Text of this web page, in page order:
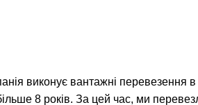
виконує вантажні перевезення в
8 років. За цей час, ми